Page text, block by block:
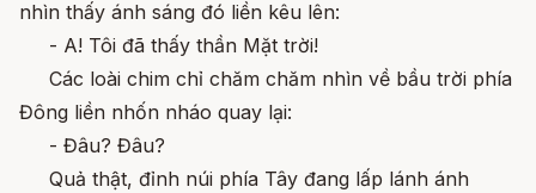
nhìn thấy ánh sáng đó liền kêu lên:
- A! Tôi đã thấy thần Mặt trời!
Các loài chim chỉ chăm chăm nhìn về bầu trời phía
Đông liền nhốn nháo quay lại:
- Đâu? Đâu?
Quả thật, đỉnh núi phía Tây đang lấp lánh ánh